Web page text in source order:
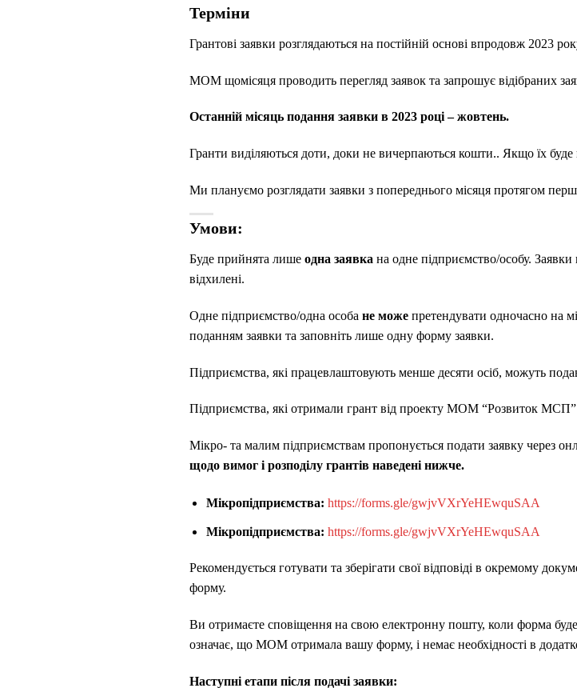
Терміни
Грантові заявки розглядаються на постійній основі впродовж 2023
МОМ щомісяця проводить перегляд заявок та запрошує відібраних
Останній місяць подання заявки в 2023 році – жовтень.
Гранти виділяються доти, доки не вичерпаються кошти.. Якщо їх
Ми плануємо розглядати заявки з попереднього місяця протягом
Умови:
Буде прийнята лише одна заявка на одне підприємство/особу. Заявки
відхилені.
Одне підприємство/одна особа не може претендувати одночасно на
поданням заявки та заповніть лише одну форму заявки.
Підприємства, які працевлаштовують менше десяти осіб, можуть
Підприємства, які отримали грант від проекту МОМ “Розвиток МСП”
Мікро- та малим підприємствам пропонується подати заявку через
щодо вимог і розподілу грантів наведені нижче.
Мікропідприємства: https://forms.gle/gwjvVXrYeHEwquSAA
Мікропідприємства: https://forms.gle/gwjvVXrYeHEwquSAA
Рекомендується готувати та зберігати свої відповіді в окремому
форму.
Ви отримаєте сповіщення на свою електронну пошту, коли форма
означає, що МОМ отримала вашу форму, і немає необхідності в
Наступні етапи після подачі заявки: